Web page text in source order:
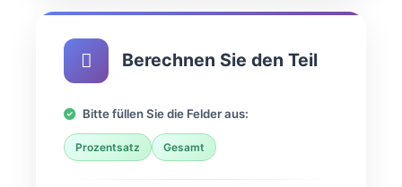
Berechnen Sie den Teil
Bitte füllen Sie die Felder aus:
Prozentsatz Gesamt